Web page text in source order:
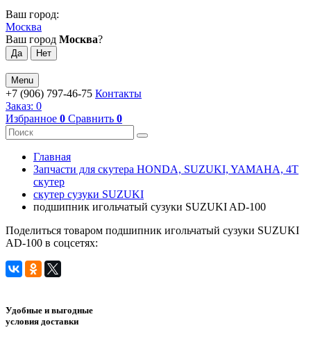
Ваш город:
Москва
Ваш город Москва?
Menu
+7 (906) 797-46-75 Контакты
Заказ: 0
Избранное 0 Сравнить 0
Главная
Запчасти для скутера HONDA, SUZUKI, YAMAHA, 4Т
скутер
скутер сузуки SUZUKI
подшипник игольчатый сузуки SUZUKI AD-100
Поделиться товаром подшипник игольчатый сузуки SUZUKI
AD-100 в соцсетях:
Удобные и выгодные
условия доставки